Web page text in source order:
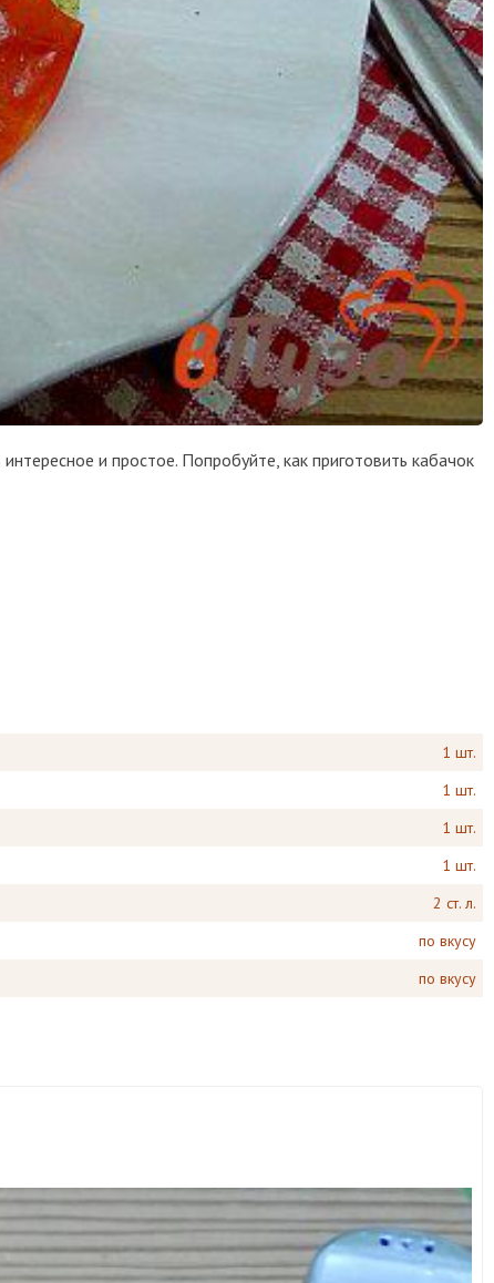
и простое. Попробуйте, как приготовить кабачок
1 шт.
1 шт.
1 шт.
1 шт.
2 ст. л.
по вкусу
по вкусу